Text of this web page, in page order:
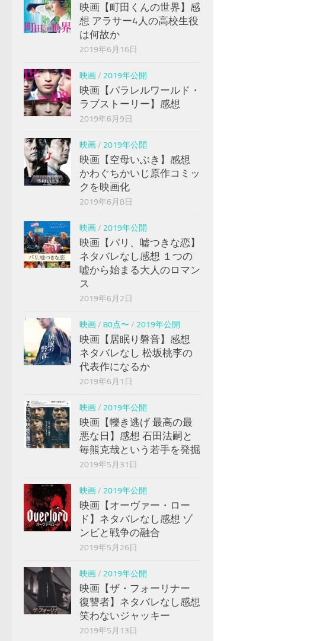
映画【町田くんの世界】感
想 アラサー4人の高校生役
は何故か
2019年6月16日
映画/ 2019年公開
映画【パラレルワールド・
ラブストーリー】感想
2019年6月9日
映画/ 2019年公開
映画【空母いぶき】感想
かわぐちかいじ原作コミッ
クを映画化
2019年6月8日
映画/ 2019年公開
映画【パリ、嘘つきな恋】
ネタバレなし感想 １つの
嘘から始まる大人のロマン
ス
2019年6月2日
映画/ 80点〜 / 2019年公開
映画【居眠り磐音】感想
ネタバレなし 松坂桃李の
代表作になるか
2019年6月1日
映画/ 2019年公開
映画【轢き逃げ 最高の最
悪な日】感想 石田法嗣と
毎熊克哉という若手を発掘
2019年5月31日
映画/ 2019年公開
映画【オーヴァー・ロー
ド】ネタバレなし感想 ゾ
ンビと戦争の融合
2019年5月26日
映画/ 2019年公開
映画【ザ・フォーリナー
復讐者】ネタバレなし感想
笑わないジャッキー
2019年5月13日